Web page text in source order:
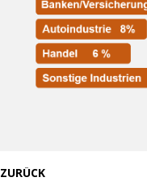
ZURÜCK